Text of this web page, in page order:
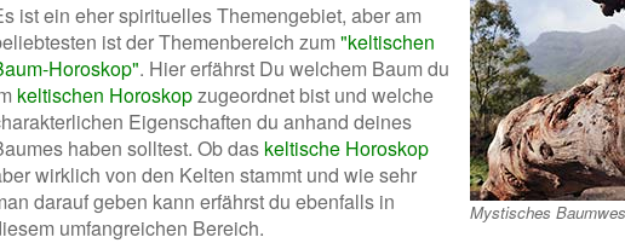
Mystisches
ist ein eher spirituelles Themengebiet, aber am
ist der Themenbereich zum "keltischen
Horoskop". Hier erfährst Du welchem Baum du
keltischen Horoskopzugeordnet bist und welche
Eigenschaften du anhand deines
haben solltest. Ob das keltische Horoskop
wirklich von den Kelten stammt und wie sehr
darauf geben kann erfährst du ebenfalls in
umfangreichen Bereich.